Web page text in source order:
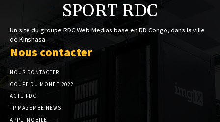
SPORT RDC
Un site du groupe RDC Web Medias base en RD Congo, dans la ville
de Kinshasa.
Nous contacter
NOUS CONTACTER
COUPE DU MONDE 2022
ACTU RDC
TP MAZEMBE NEWS
APPLI MOBILE